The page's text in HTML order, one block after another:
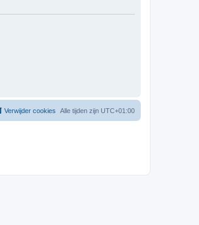
Alle tijden zijn UTC+01:00
Verwijder cookies